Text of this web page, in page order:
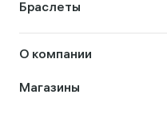
Браслеты
О компании
Магазины